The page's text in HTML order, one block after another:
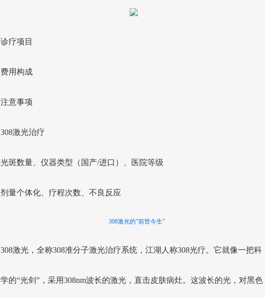
诊疗项目
费用构成
注意事项
308激光治疗
光斑数量、仪器类型（国产/进口）、医院等级
剂量个体化、疗程次数、不良反应
308激光的“前世今生”
308激光，全称308准分子激光治疗系统，江湖人称308光疗。它就像一把科
学的“光剑”，采用308nm波长的激光，直击皮肤病灶。这波长的光，对黑色